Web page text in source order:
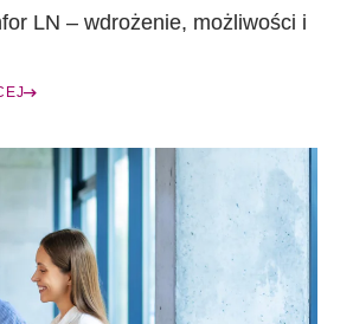
LN – wdrożenie, możliwości i